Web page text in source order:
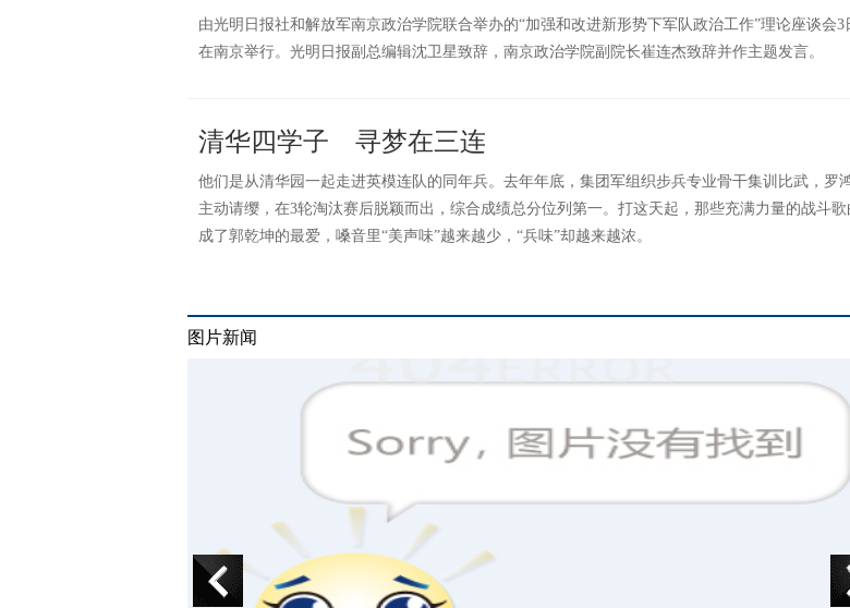
由光明日报社和解放军南京政治学院联合举办的“加强和改进新形势下军队政治工作”理论座谈会3
在南京举行。光明日报副总编辑沈卫星致辞，南京政治学院副院长崔连杰致辞并作主题发言。
清华四学子 寻梦在三连
他们是从清华园一起走进英模连队的同年兵。去年年底，集团军组织步兵专业骨干集训比武，罗
主动请缨，在3轮淘汰赛后脱颖而出，综合成绩总分位列第一。打这天起，那些充满力量的战斗歌
成了郭乾坤的最爱，嗓音里“美声味”越来越少，“兵味”却越来越浓。
图片新闻